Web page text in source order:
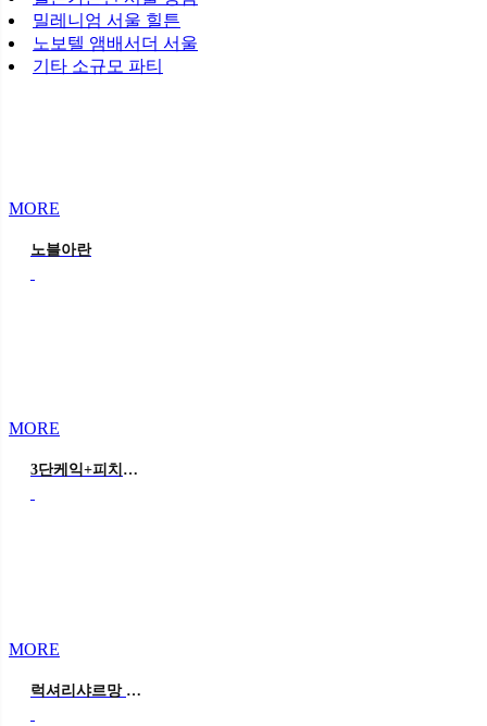
밀레니엄 서울 힐튼
노보텔 앰배서더 서울
기타 소규모 파티
MORE
노블아란
MORE
3단케익+피치디아망 미니포토존 (반얀트리전용사이즈)
MORE
럭셔리샤르망 옐로우돌상 +피치디아망미니포토존+3단케익